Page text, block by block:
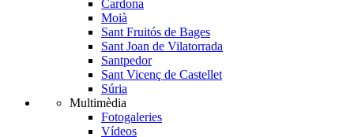
Cardona
Moià
Sant Fruitós de Bages
Sant Joan de Vilatorrada
Santpedor
Sant Vicenç de Castellet
Súria
Multimèdia
Fotogaleries
Vídeos